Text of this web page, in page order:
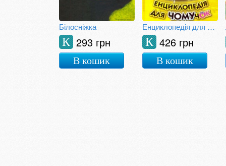
Білосніжка
293 грн
К
В кошик
Енциклопедія для чомучок. Книга 4
426 грн
К
В кошик